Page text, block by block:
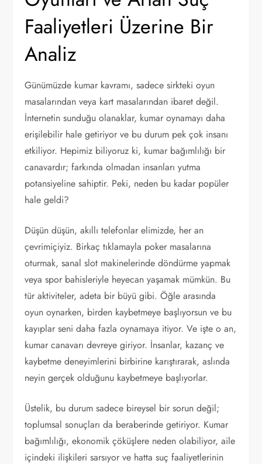
Faaliyetleri Üzerine Bir
Analiz
Günümüzde kumar kavramı, sadece sirkteki oyun
masalarından veya kart masalarından ibaret değil.
İnternetin sunduğu olanaklar, kumar oynamayı daha
erişilebilir hale getiriyor ve bu durum pek çok insanı
etkiliyor. Hepimiz biliyoruz ki, kumar bağımlılığı bir
canavardır; farkında olmadan insanları yutma
potansiyeline sahiptir. Peki, neden bu kadar popüler
hale geldi?
Düşün düşün, akıllı telefonlar elimizde, her an
çevrimiçiyiz. Birkaç tıklamayla poker masalarına
oturmak, sanal slot makinelerinde döndürme yapmak
veya spor bahisleriyle heyecan yaşamak mümkün. Bu
tür aktiviteler, adeta bir büyü gibi. Öğle arasında
oyun oynarken, birden kaybetmeye başlıyorsun ve bu
kayıplar seni daha fazla oynamaya itiyor. Ve işte o an,
kumar canavarı devreye giriyor. İnsanlar, kazanç ve
kaybetme deneyimlerini birbirine karıştırarak, aslında
neyin gerçek olduğunu kaybetmeye başlıyorlar.
Üstelik, bu durum sadece bireysel bir sorun değil;
toplumsal sonuçları da beraberinde getiriyor. Kumar
bağımlılığı, ekonomik çöküşlere neden olabiliyor, aile
içindeki ilişkileri sarsıyor ve hatta suç faaliyetlerinin